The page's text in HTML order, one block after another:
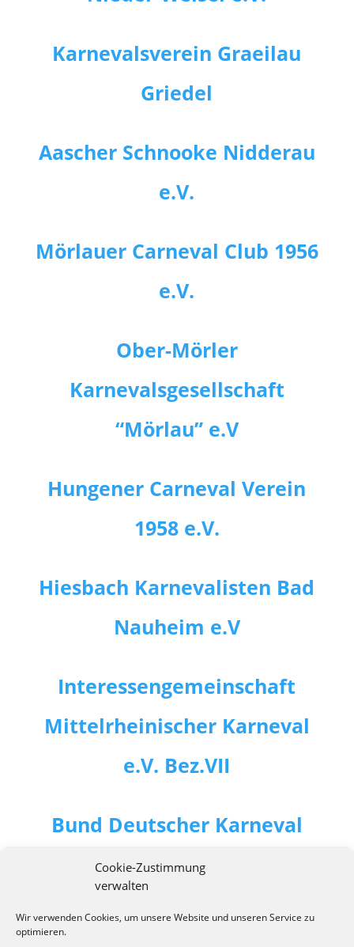
Cookie-Zustimmung
verwalten
Wir verwenden Cookies, um unsere Website und unseren Service zu
optimieren.
Karnevalsverein Graeilau
Griedel
Aascher Schnooke Nidderau
e.V.
Mörlauer Carneval Club 1956
e.V.
Ober-Mörler
Karnevalsgesellschaft
“Mörlau” e.V
Hungener Carneval Verein
1958 e.V.
Hiesbach Karnevalisten Bad
Nauheim e.V
Interessengemeinschaft
Mittelrheinischer Karneval
e.V. Bez.VII
Bund Deutscher Karneval
e.V.